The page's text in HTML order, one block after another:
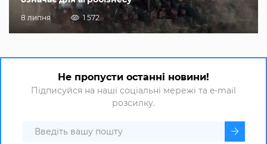
8 липня 1 572
Не пропусти останні новини!
Підписуйся на наші соціальні мережі та e-mail
розсилку.